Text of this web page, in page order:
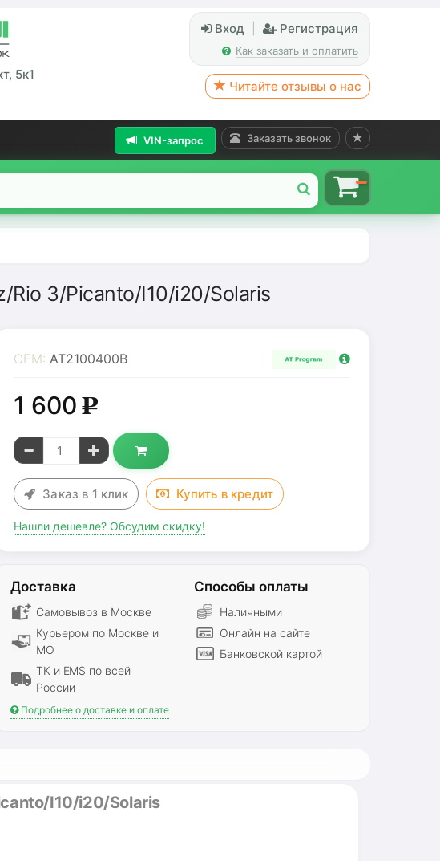
5к1
Вход Регистрация
Как заказать и оплатить
Читайте отзывы о нас
Заказать звонок
VIN-запрос
3/Picanto/I10/i20/Solaris
OEM: AT2100400B
1 600g
Заказ в 1 клик Купить вкредит
Нашли дешевле? Обсудим скидку!
Доставка
Самовывоз в Москве
Курьером по Москве и
МО
ТК и EMS по всей
России
Способы оплаты
Наличными
Онлайн на сайте
Банковской картой
Подробнее о доставке и оплате
I10/i20/Solaris